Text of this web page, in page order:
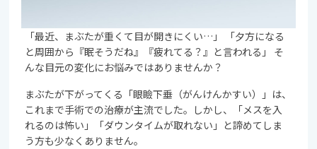
「最近、まぶたが重くて目が開きにくい…」 「夕方になる
と周囲から『眠そうだね』『疲れてる？』と言われる」 そ
んな目元の変化にお悩みではありませんか？
まぶたが下がってくる「眼瞼下垂（がんけんかすい）」は、
これまで手術での治療が主流でした。しかし、「メスを入
れるのは怖い」「ダウンタイムが取れない」と諦めてしま
う方も少なくありません。